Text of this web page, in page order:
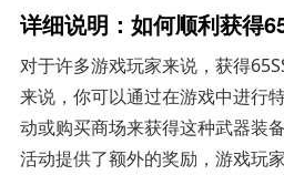
详细说明：如何顺利获得
对于许多游戏玩家来说，获得
来说，你可以通过在游戏中进行
动或购买商场来获得这种武器装
活动提供了额外的奖励，游戏玩